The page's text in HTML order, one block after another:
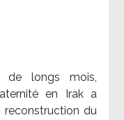
de longs mois,
en Irak a
du